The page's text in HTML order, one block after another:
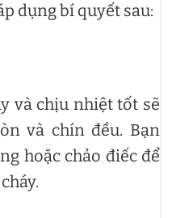
dụng bí quyết sau:
và chịu nhiệt tốt sẽ
và chín đều. Bạn
hoặc chảo điếc để